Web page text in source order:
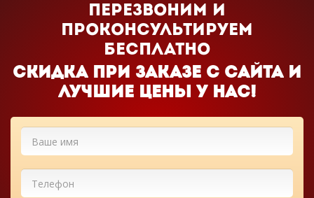
Перезвоним и
проконсультируем
бесплатно
Cкидка при заказе с сайта и
лучшие цены у нас!